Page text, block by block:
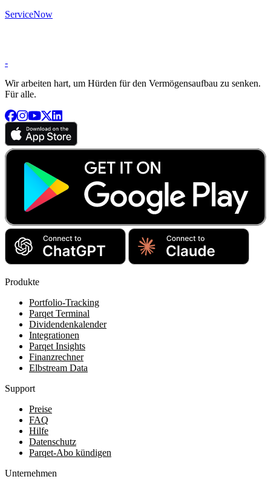
ServiceNow
-
Wir arbeiten hart, um Hürden für den Vermögensaufbau zu senken.
Für alle.
Produkte
Portfolio-Tracking
Parqet Terminal
Dividendenkalender
Integrationen
Parqet Insights
Finanzrechner
Elbstream Data
Support
Preise
FAQ
Hilfe
Datenschutz
Parqet-Abo kündigen
Unternehmen